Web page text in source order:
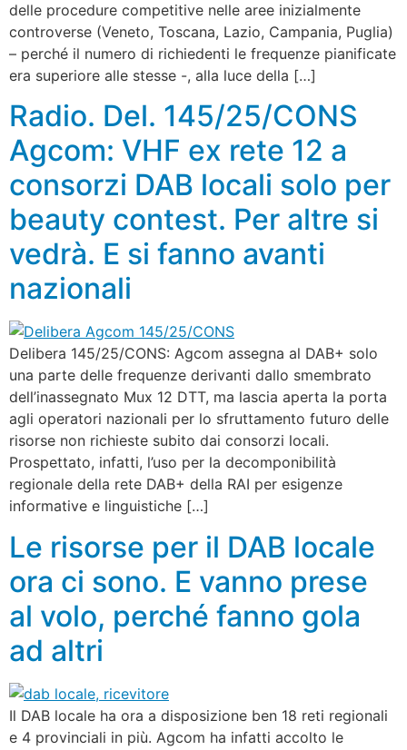
delle procedure competitive nelle aree inizialmente
controverse (Veneto, Toscana, Lazio, Campania, Puglia)
– perché il numero di richiedenti le frequenze pianificate
era superiore alle stesse -, alla luce della […]
Radio. Del. 145/25/CONS
Agcom: VHF ex rete 12 a
consorzi DAB locali solo per
beauty contest. Per altre si
vedrà. E si fanno avanti
nazionali
Delibera 145/25/CONS: Agcom assegna al DAB+ solo
una parte delle frequenze derivanti dallo smembrato
dell’inassegnato Mux 12 DTT, ma lascia aperta la porta
agli operatori nazionali per lo sfruttamento futuro delle
risorse non richieste subito dai consorzi locali.
Prospettato, infatti, l’uso per la decomponibilità
regionale della rete DAB+ della RAI per esigenze
informative e linguistiche […]
Le risorse per il DAB locale
ora ci sono. E vanno prese
al volo, perché fanno gola
ad altri
Il DAB locale ha ora a disposizione ben 18 reti regionali
e 4 provinciali in più. Agcom ha infatti accolto le